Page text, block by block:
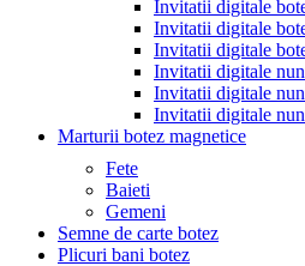
Invitatii digitale
Invitatii digitale
Invitatii digitale
Invitatii digitale
Invitatii digitale
Invitatii digitale
Marturii botez magnetice
Fete
Baieti
Gemeni
Semne de carte botez
Plicuri bani botez